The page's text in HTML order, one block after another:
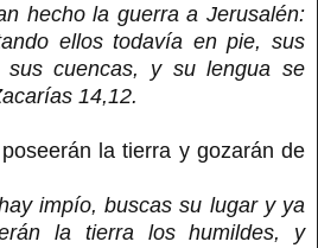
hecho la guerra a Jerusalén:
ellos todavía en pie, sus
cuencas, y su lengua se
14,12.
la tierra y gozarán de
impío, buscas su lugar y ya
la tierra los humildes, y